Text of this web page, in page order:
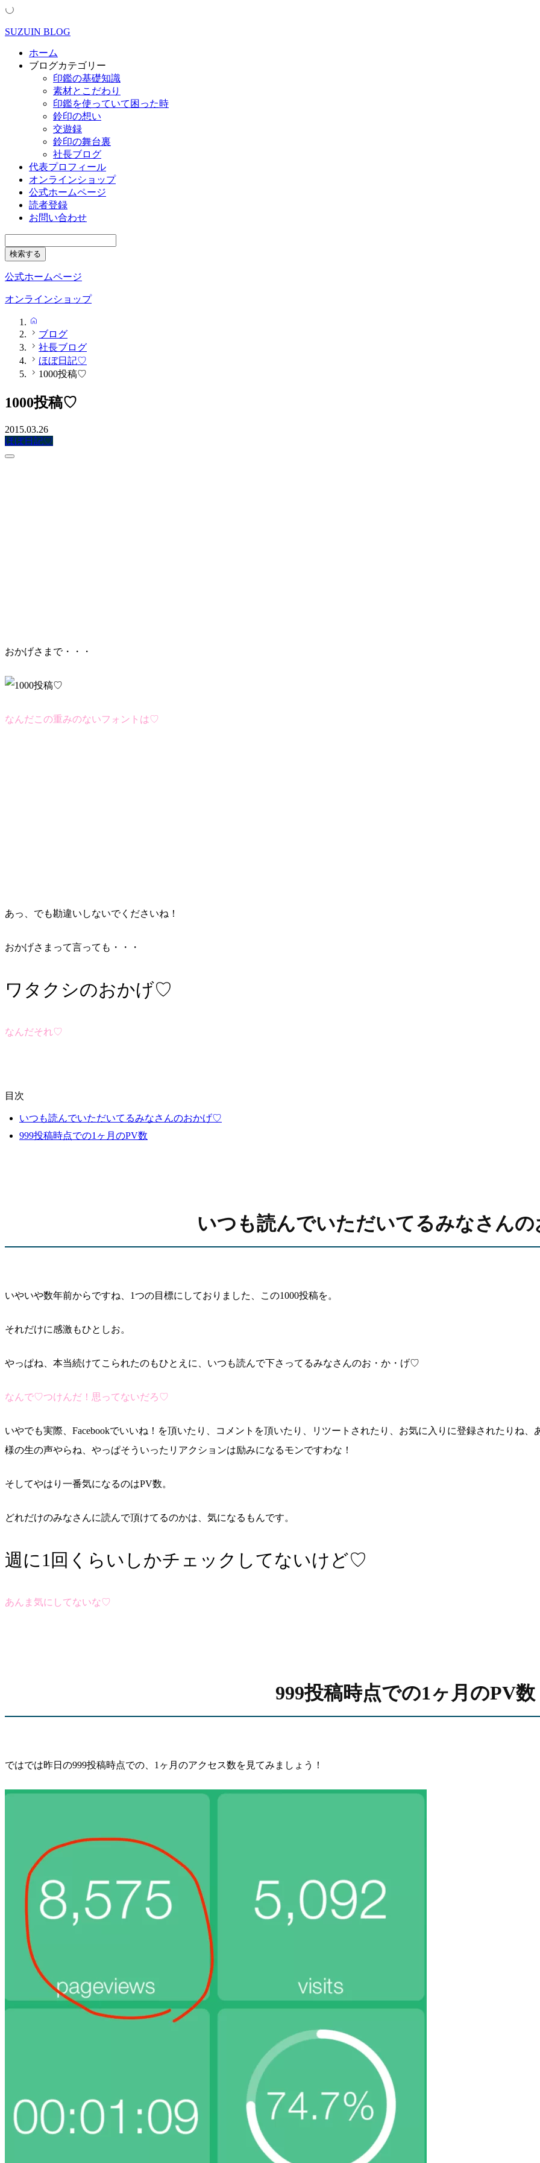
SUZUIN BLOG
ホーム
ブログカテゴリー
印鑑の基礎知識
素材とこだわり
印鑑を使っていて困った時
鈴印の想い
交遊録
鈴印の舞台裏
社長ブログ
代表プロフィール
オンラインショップ
公式ホームページ
読者登録
お問い合わせ
公式ホームページ
オンラインショップ
ブログ
社長ブログ
ほぼ日記♡
1000投稿♡
1000投稿♡
2015.03.26
ほぼ日記♡
おかげさまで・・・
なんだこの重みのないフォントは♡
あっ、でも勘違いしないでくださいね！
おかげさまって言っても・・・
ワタクシのおかげ♡
なんだそれ♡
目次
いつも読んでいただいてるみなさんのおかげ♡
999投稿時点での1ヶ月のPV数
いつも読んでいただいてるみなさん
いやいや数年前からですね、1つの目標にしておりました、この1000投稿を。
それだけに感激もひとしお。
やっぱね、本当続けてこられたのもひとえに、いつも読んで下さってるみなさんのお・か・げ♡
なんで♡つけんだ！思ってないだろ♡
いやでも実際、Facebookでいいね！を頂いたり、コメントを頂いたり、リツートされたり、お気に入りに登録されたりね
様の生の声やらね、やっぱそういったリアクションは励みになるモンですわな！
そしてやはり一番気になるのはPV数。
どれだけのみなさんに読んで頂けてるのかは、気になるもんです。
週に1回くらいしかチェックしてないけど♡
あんま気にしてないな♡
999投稿時点での1ヶ月のPV数
ではでは昨日の999投稿時点での、1ヶ月のアクセス数を見てみましょう！